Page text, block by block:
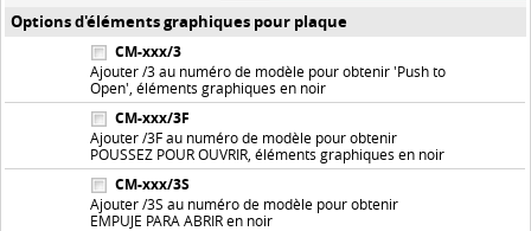
Options d'éléments graphiques pour plaque
CM-xxx/3
Ajouter /3 au numéro de modèle pour obtenir 'Push to
Open', éléments graphiques en noir
CM-xxx/3F
Ajouter /3F au numéro de modèle pour obtenir
POUSSEZ POUR OUVRIR, éléments graphiques en noir
CM-xxx/3S
Ajouter /3S au numéro de modèle pour obtenir
EMPUJE PARA ABRIR en noir